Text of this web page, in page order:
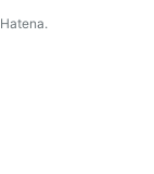
Hatena.